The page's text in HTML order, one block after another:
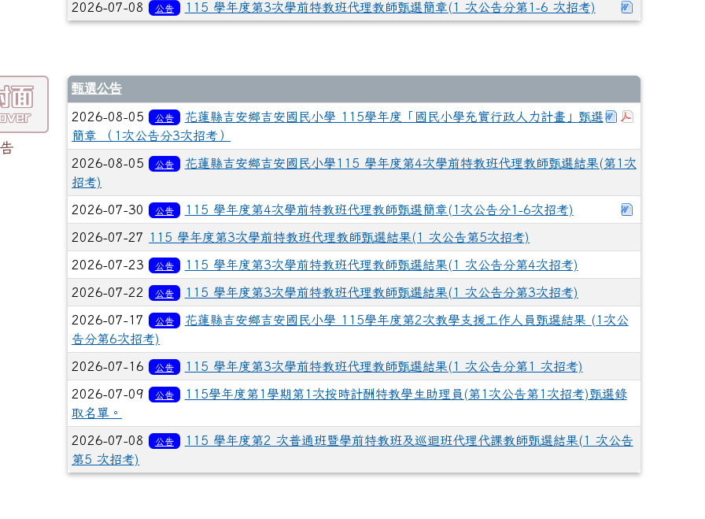
2026-07-08 公告 115 學年度第3次學前特教班代理教師甄選簡章(1 次公告分第1-6 次招考)
甄選公告
下載：吉安國
2026-08-05 公告
花蓮縣吉安鄉吉安國民小學 115學年度「國民小學充實行政人力計畫」甄選
簡章 （1次公告分3次招考）
2026-08-05 公告
花蓮縣吉安鄉吉安國民小學115 學年度第4次學前特教班代理教師甄選結果(第1次
招考)
2026-07-30 公告 115 學年度第4次學前特教班代理教師甄選簡章(1次公告分1-6次招考)
2026-07-27 115 學年度第3次學前特教班代理教師甄選結果(1 次公告第5次招考)
2026-07-23 公告 115 學年度第3次學前特教班代理教師甄選結果(1 次公告分第4次招考)
2026-07-22 公告 115 學年度第3次學前特教班代理教師甄選結果(1 次公告分第3次招考)
2026-07-17 公告
花蓮縣吉安鄉吉安國民小學 115學年度第2次教學支援工作人員甄選結果 (1次公
告分第6次招考)
2026-07-16 公告 115 學年度第3次學前特教班代理教師甄選結果(1 次公告分第1 次招考)
2026-07-09 公告
115學年度第1學期第1次按時計酬特教學生助理員(第1次公告第1次招考)甄選錄
取名單。
2026-07-08 公告
115 學年度第2 次普通班暨學前特教班及巡迴班代理代課教師甄選結果(1 次公告
第5 次招考)